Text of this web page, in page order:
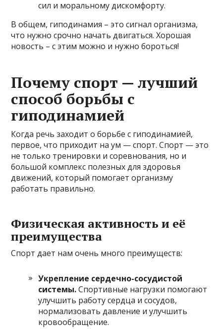
сил и моральному дискомфорту.
В общем, гиподинамия – это сигнал организма,
что нужно срочно начать двигаться. Хорошая
новость – с этим можно и нужно бороться!
Почему спорт — лучший
способ борьбы с
гиподинамией
Когда речь заходит о борьбе с гиподинамией,
первое, что приходит на ум — спорт. Спорт — это
не только тренировки и соревнования, но и
большой комплекс полезных для здоровья
движений, который помогает организму
работать правильно.
Физическая активность и её
преимущества
Спорт дает нам очень много преимуществ:
Укрепление сердечно-сосудистой
системы.Спортивные нагрузки помогают
улучшить работу сердца и сосудов,
нормализовать давление и улучшить
кровообращение.